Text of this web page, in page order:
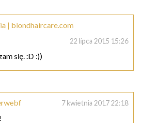
| blondhaircare.com
22 lipca 2015 15:26
się. :D :))
7 kwietnia 2017 22:18